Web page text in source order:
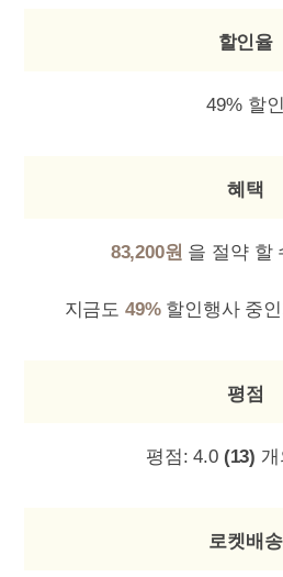
할인율
49% 할인
혜택
83,200원 을 절약 할
지금도 49%할인행사 중
평점
평점:4.0 (13)
로켓배송